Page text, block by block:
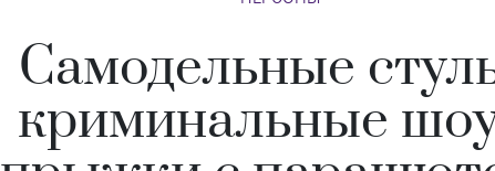
Самодельные
криминальные